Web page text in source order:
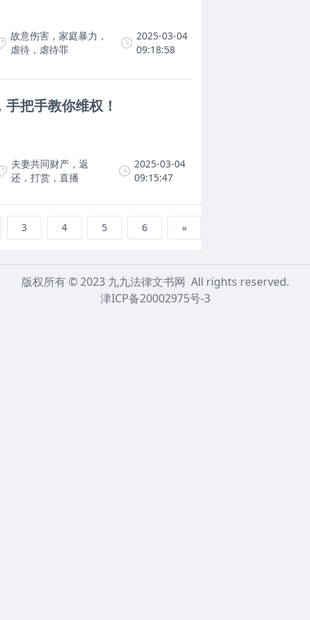
故意伤害，家庭暴力，
虐待，虐待罪
2025-03-04
09:18:58
把手教你维权！
夫妻共同财产，返
还，打赏，直播
2025-03-04
09:15:47
3 4 5 6 »
版权所有 © 2023 九九法律文书网 All rights reserved.
津ICP备20002975号-3